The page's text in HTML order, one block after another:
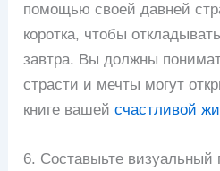
помощью своей давней
коротка, чтобы
завтра. Вы должны
страсти и мечты могут
книге вашейсчастливой
6. Составыьте визуальный